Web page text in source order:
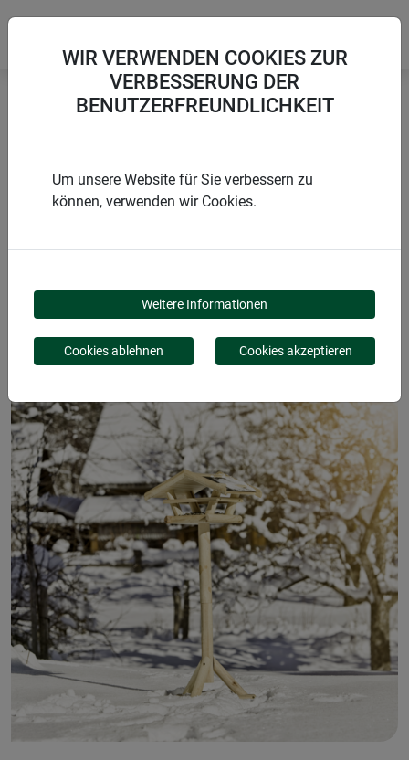
VOGELFUTTERHAUS
MIT DREIBEIN
WIR VERWENDEN COOKIES ZUR
VERBESSERUNG DER
BENUTZERFREUNDLICHKEIT
Um unsere Website für Sie verbessern zu
können, verwenden wir Cookies.
Weitere Informationen
Cookies ablehnen Cookies akzeptieren